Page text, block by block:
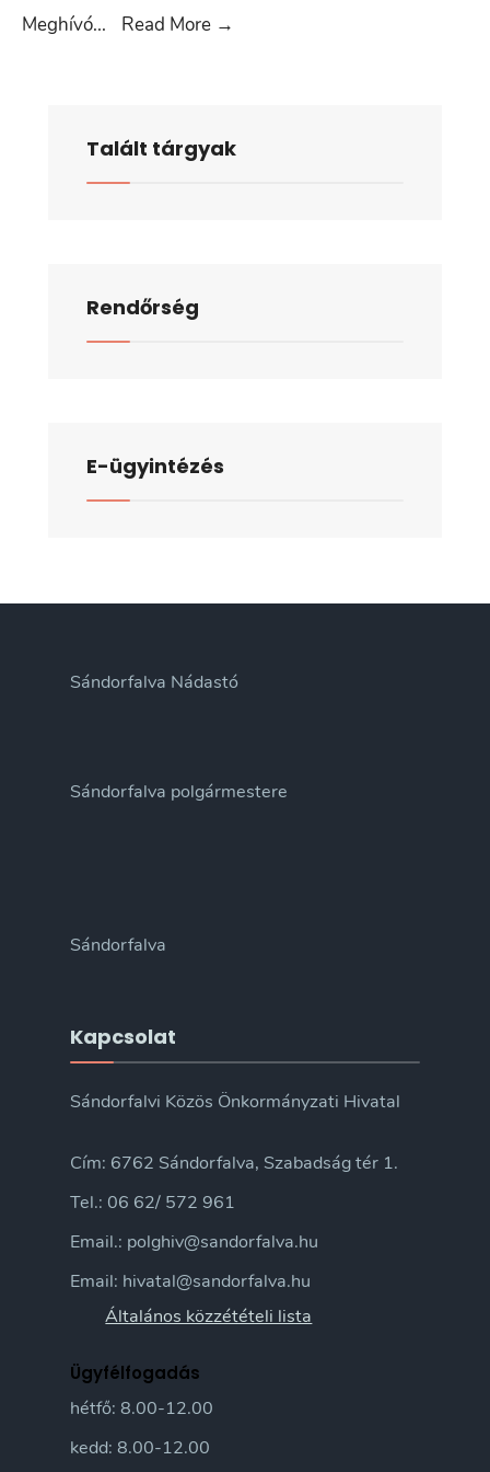
Meghívó... Read More →
Talált tárgyak
Rendőrség
E-ügyintézés
Sándorfalva Nádastó
Sándorfalva polgármestere
Sándorfalva
Kapcsolat
Sándorfalvi Közös Önkormányzati Hivatal
Cím: 6762 Sándorfalva, Szabadság tér 1.
Tel.: 06 62/ 572 961
Email.: polghiv@sandorfalva.hu
Email: hivatal@sandorfalva.hu
Általános közzétételi lista
Ügyfélfogadás
hétfő: 8.00-12.00
kedd: 8.00-12.00